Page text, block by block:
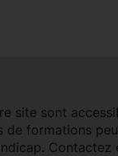
site sont
de formations
Contactez